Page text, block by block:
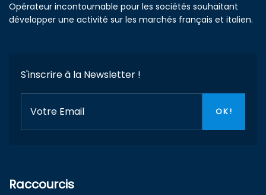
Opérateur incontournable pour les sociétés souhaitant
développer une activité sur les marchés français et italien.
S'inscrire à la Newsletter !
Raccourcis